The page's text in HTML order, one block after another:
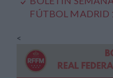
FÚTBOL MADRID
<